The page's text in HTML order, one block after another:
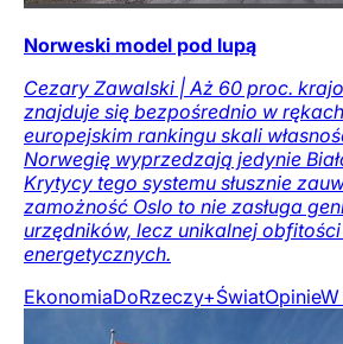
Norweski model pod lupą
Cezary Zawalski | Aż 60 proc.
znajduje się bezpośrednio w
europejskim rankingu skali
Norwegię wyprzedzają jedynie
Krytycy tego systemu słusznie
zamożność Oslo to nie zasługa
urzędników, lecz unikalnej
energetycznych.
EkonomiaDoRzeczy+ŚwiatOpinie